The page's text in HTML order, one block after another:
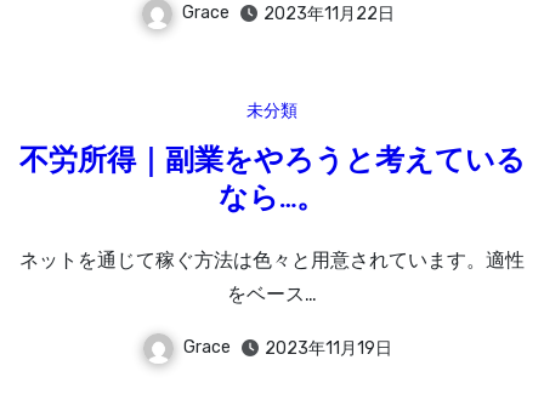
Grace 2023年11月22日
未分類
不労所得｜副業をやろうと考えている
なら…。
ネットを通じて稼ぐ方法は色々と用意されています。適性
をベース…
Grace 2023年11月19日